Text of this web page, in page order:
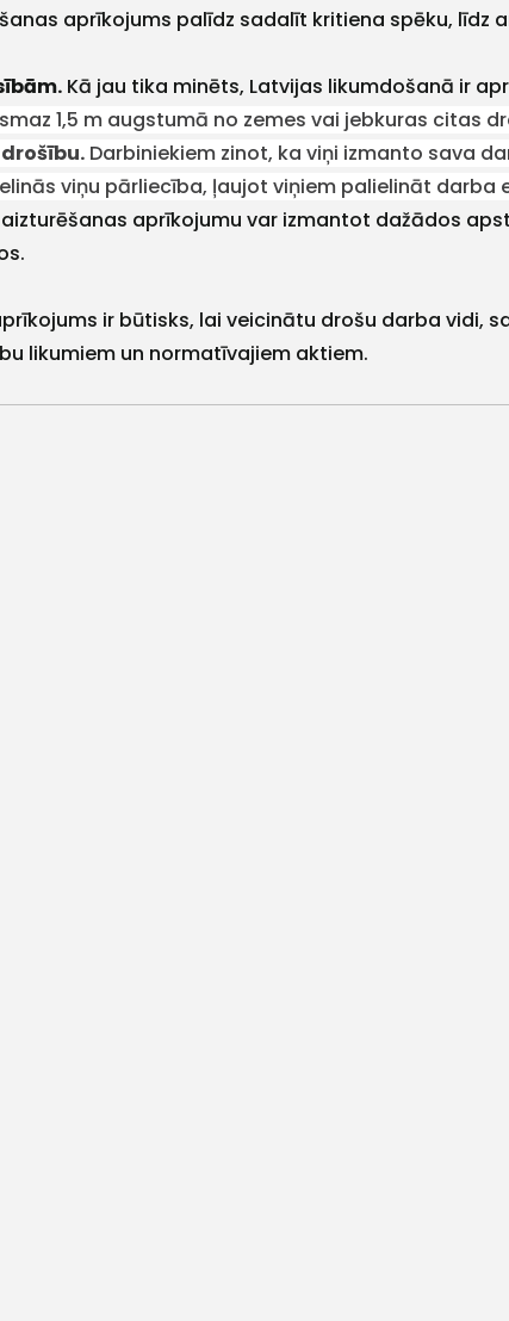
aprīkojums palīdz sadalīt kritiena spēku, līdz
Kā jau tika minēts, Latvijas likumdošanā ir
1,5 m augstumā no zemes vai jebkuras citas
Darbiniekiem zinot, ka viņi izmanto sava
viņu pārliecība, ļaujot viņiem palielināt darba
aprīkojumu var izmantot dažādos
ir būtisks, lai veicinātu drošu darba vidi,
likumiem un normatīvajiem aktiem.